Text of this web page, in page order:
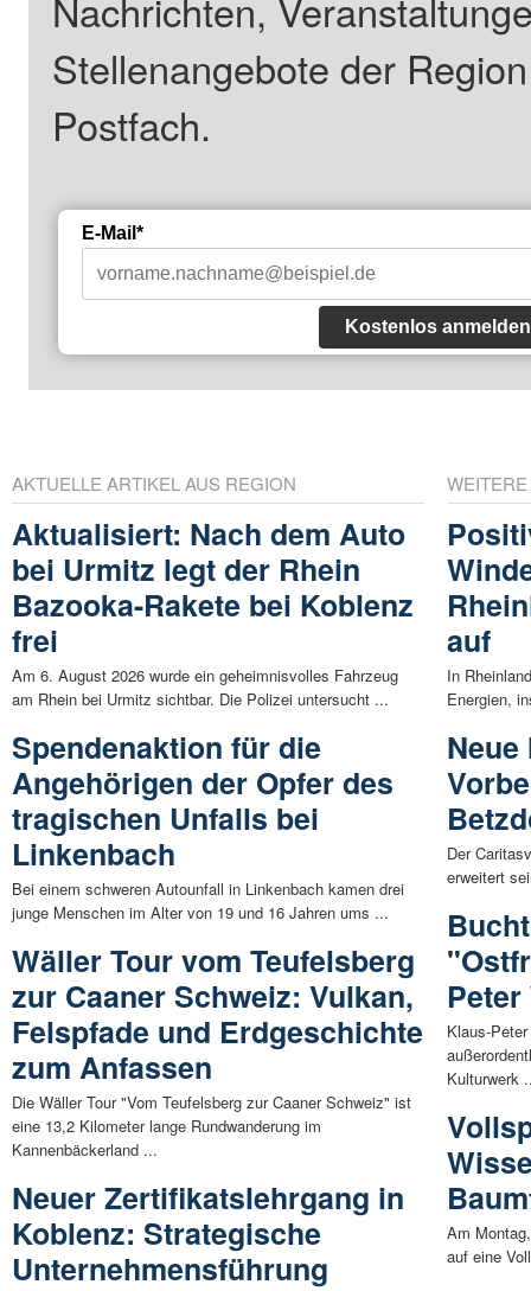
Stellenangebote der
Postfach.
E-Mail*
Kostenlos anmelden
AKTUELLE ARTIKEL AUS REGION
Aktualisiert: Nach dem Auto
bei Urmitz legt der Rhein
Bazooka-Rakete bei Koblenz
frei
Am 6. August 2026 wurde ein geheimnisvolles Fahrzeug
am Rhein bei Urmitz sichtbar. Die Polizei untersucht ...
Spendenaktion für die
Angehörigen der Opfer des
tragischen Unfalls bei
Linkenbach
Bei einem schweren Autounfall in Linkenbach kamen drei
junge Menschen im Alter von 19 und 16 Jahren ums ...
Wäller Tour vom Teufelsberg
zur Caaner Schweiz: Vulkan,
Felspfade und Erdgeschichte
zum Anfassen
Die Wäller Tour "Vom Teufelsberg zur Caaner Schweiz" ist
eine 13,2 Kilometer lange Rundwanderung im
Kannenbäckerland ...
Neuer Zertifikatslehrgang in
Koblenz: Strategische
Unternehmensführung
auf
In
Energien,
Neue
Der
erweitert
Klaus-
Kulturwerk
Am
auf eine